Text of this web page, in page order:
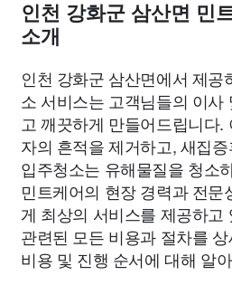
인천 강화군 삼산면 민
소개
인천 강화군 삼산면에서 제공
소 서비스는 고객님들의 이사
고 깨끗하게 만들어드립니다
자의 흔적을 제거하고, 새집
입주청소는 유해물질을 청소
민트케어의 현장 경력과 전문
게 최상의 서비스를 제공하고
관련된 모든 비용과 절차를
비용 및 진행 순서에 대해 알